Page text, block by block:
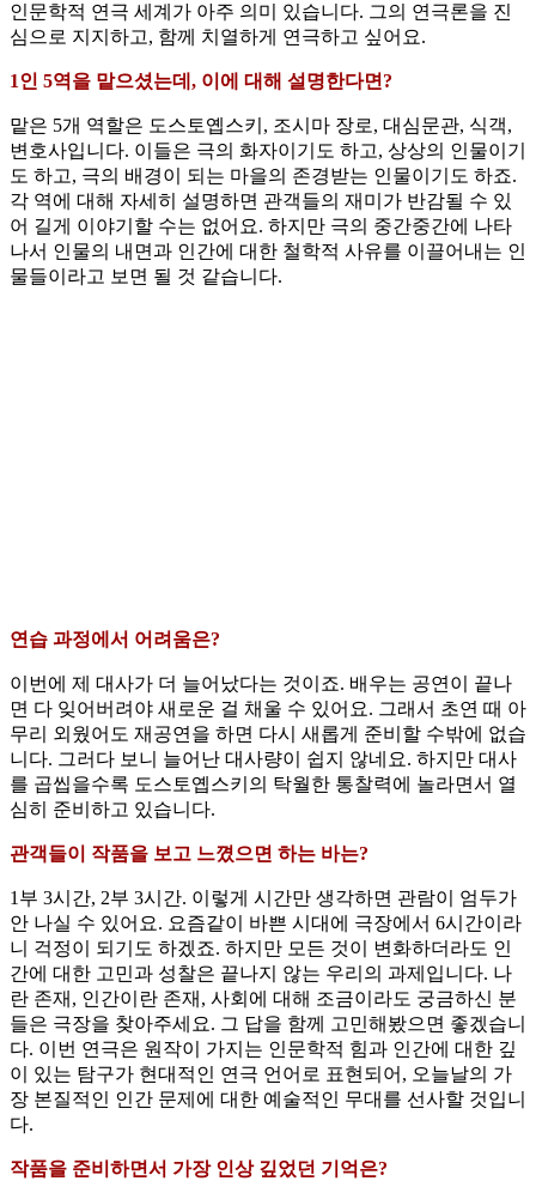
인문학적 연극 세계가 아주 의미 있습니다. 그의 연극론을 진
심으로 지지하고, 함께 치열하게 연극하고 싶어요.
1인 5역을 맡으셨는데, 이에 대해 설명한다면?
맡은 5개 역할은 도스토옙스키, 조시마 장로, 대심문관, 식객,
변호사입니다. 이들은 극의 화자이기도 하고, 상상의 인물이기
도 하고, 극의 배경이 되는 마을의 존경받는 인물이기도 하죠.
각 역에 대해 자세히 설명하면 관객들의 재미가 반감될 수 있
어 길게 이야기할 수는 없어요. 하지만 극의 중간중간에 나타
나서 인물의 내면과 인간에 대한 철학적 사유를 이끌어내는 인
물들이라고 보면 될 것 같습니다.
연습 과정에서 어려움은?
이번에 제 대사가 더 늘어났다는 것이죠. 배우는 공연이 끝나
면 다 잊어버려야 새로운 걸 채울 수 있어요. 그래서 초연 때 아
무리 외웠어도 재공연을 하면 다시 새롭게 준비할 수밖에 없습
니다. 그러다 보니 늘어난 대사량이 쉽지 않네요. 하지만 대사
를 곱씹을수록 도스토옙스키의 탁월한 통찰력에 놀라면서 열
심히 준비하고 있습니다.
관객들이 작품을 보고 느꼈으면 하는 바는?
1부 3시간, 2부 3시간. 이렇게 시간만 생각하면 관람이 엄두가
안 나실 수 있어요. 요즘같이 바쁜 시대에 극장에서 6시간이라
니 걱정이 되기도 하겠죠. 하지만 모든 것이 변화하더라도 인
간에 대한 고민과 성찰은 끝나지 않는 우리의 과제입니다. 나
란 존재, 인간이란 존재, 사회에 대해 조금이라도 궁금하신 분
들은 극장을 찾아주세요. 그 답을 함께 고민해봤으면 좋겠습니
다. 이번 연극은 원작이 가지는 인문학적 힘과 인간에 대한 깊
이 있는 탐구가 현대적인 연극 언어로 표현되어, 오늘날의 가
장 본질적인 인간 문제에 대한 예술적인 무대를 선사할 것입니
다.
작품을 준비하면서 가장 인상 깊었던 기억은?